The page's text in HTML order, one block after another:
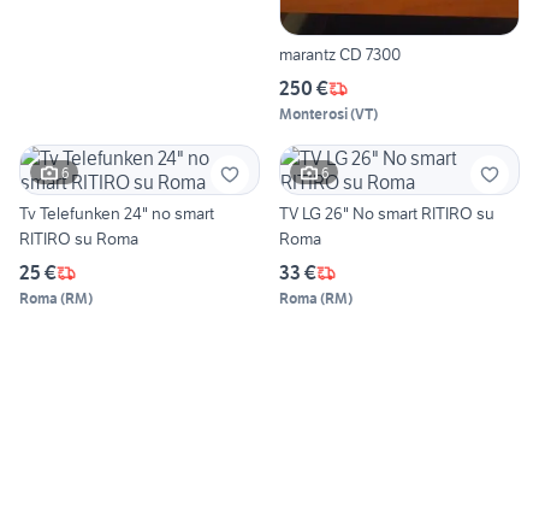
marantz CD 7300
250 €
Monterosi(VT)
6
Tv Telefunken 24" no smart
RITIRO su Roma
25 €
Roma (RM)
6
TV LG 26" No smart RITIRO su
Roma
33 €
Roma (RM)